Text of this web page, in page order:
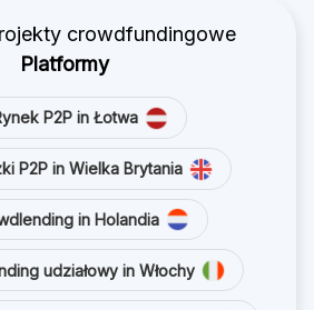
crowdfundingowe
Platformy
P2P in Łotwa
P2P in Wielka Brytania
in Holandia
udziałowy in Włochy